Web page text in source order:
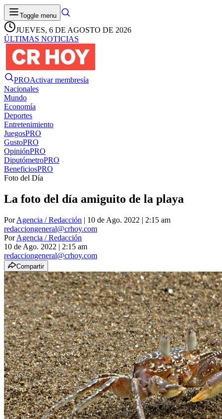
Toggle menu
JUEVES, 6 DE AGOSTO DE 2026
ÚLTIMAS NOTICIAS
PROActivar membresía
Nacionales
Mundo
Economía
Deportes
Entretenimiento
JuegosPRO
GustoPRO
OpiniónPRO
DiputómetroPRO
BeneficiosPRO
Foto del Día
La foto del día amiguito de la playa
PorAgencia / Redacción | 10 de Ago. 2022 | 2:15 am
redacciongeneral@crhoy.com
PorAgencia / Redacción
10 de Ago. 2022 | 2:15 am
redacciongeneral@crhoy.com
Compartir